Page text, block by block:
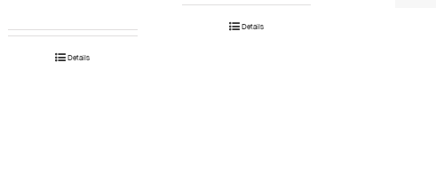
Details
Details